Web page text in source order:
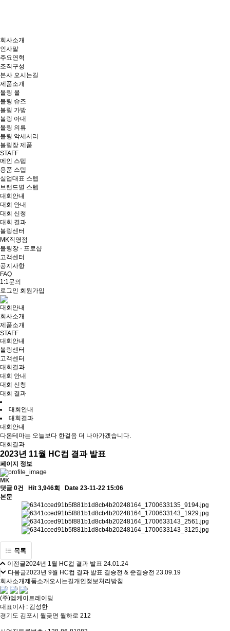
회사소개
인사말
주요연혁
조직구성
본사 오시는길
제품소개
볼링 볼
볼링 슈즈
볼링 가방
볼링 아대
볼링 의류
볼링 악세서리
볼링장 제품
STAFF
메인 스텝
용품 스텝
실업대표 스텝
브랜드별 스텝
대회안내
대회 안내
대회 신청
대회 결과
볼링센터
MK직영점
볼링장 · 프로샵
고객센터
공지사항
FAQ
1:1문의
로그인 회원가입
대회안내
회사소개
제품소개
STAFF
대회안내
볼링센터
고객센터
대회결과
대회 안내
대회 신청
대회 결과
대회안내
대회결과
대회안내
다온테마는 오늘보다 한걸음 더 나아가겠습니다.
대회결과
2023년 11월 HC컵 결과 발표
페이지 정보
MK
댓글 0건
Hit 3,946회
Date 23-11-22 15:06
본문
목록
이전글2024년 1월 HC컵 결과 발표 24.01.24
다음글2023년 9월 HC컵 결과 발표 결승전 & 준결승전 23.09.19
회사소개제품소개 오시는길개인정보처리방침
(주)엠케이트레이딩
대표이사 : 김성한
경기도 김포시 월곶면 월하로 212